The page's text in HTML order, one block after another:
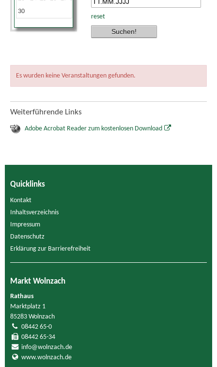
30
reset
Es wurden keine Veranstaltungen gefunden.
Weiterführende Links
Adobe Acrobat Reader zum kostenlosen Download
Quicklinks
Kontakt
Inhaltsverzeichnis
Impressum
Datenschutz
Erklärung zur Barrierefreiheit
Markt Wolnzach
Rathaus
Marktplatz 1
85283 Wolnzach
08442 65-0
08442 65-34
info@wolnzach.de
www.wolnzach.de